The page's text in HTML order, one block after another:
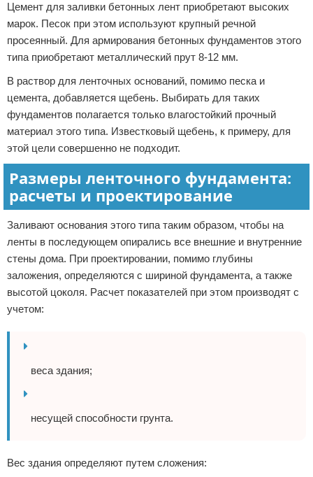
Цемент для заливки бетонных лент приобретают высоких
марок. Песок при этом используют крупный речной
просеянный. Для армирования бетонных фундаментов этого
типа приобретают металлический прут 8-12 мм.
В раствор для ленточных оснований, помимо песка и
цемента, добавляется щебень. Выбирать для таких
фундаментов полагается только влагостойкий прочный
материал этого типа. Известковый щебень, к примеру, для
этой цели совершенно не подходит.
Размеры ленточного фундамента:
расчеты и проектирование
Заливают основания этого типа таким образом, чтобы на
ленты в последующем опирались все внешние и внутренние
стены дома. При проектировании, помимо глубины
заложения, определяются с шириной фундамента, а также
высотой цоколя. Расчет показателей при этом производят с
учетом:
веса здания;
несущей способности грунта.
Вес здания определяют путем сложения: